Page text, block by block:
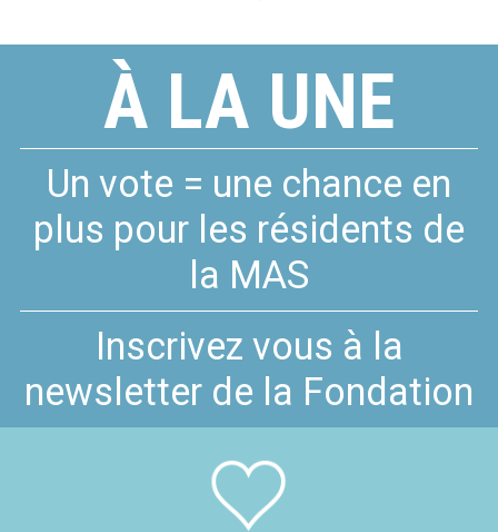
À LA UNE
Un vote = une chance en
plus pour les résidents de
la MAS
Inscrivez vous à la
newsletter de la Fondation